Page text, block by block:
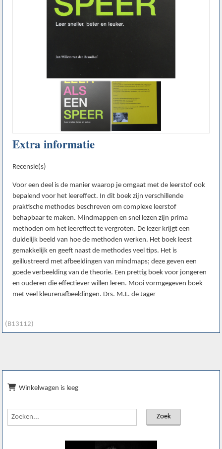
(B13112)
Extra informatie
Recensie(s)
Voor een deel is de manier waarop je omgaat met de leerstof ook
bepalend voor het leereffect. In dit boek zijn verschillende
praktische methodes beschreven om complexe leerstof
behapbaar te maken. Mindmappen en snel lezen zijn prima
methoden om het leereffect te vergroten. De lezer krijgt een
duidelijk beeld van hoe de methoden werken. Het boek leest
gemakkelijk en geeft naast de methodes veel tips. Het is
geillustreerd met afbeeldingen van mindmaps; deze geven een
goede verbeelding van de theorie. Een prettig boek voor jongeren
en ouderen die effectiever willen leren. Mooi vormgegeven boek
met veel kleurenafbeeldingen. Drs. M.L. de Jager
Winkelwagen is leeg